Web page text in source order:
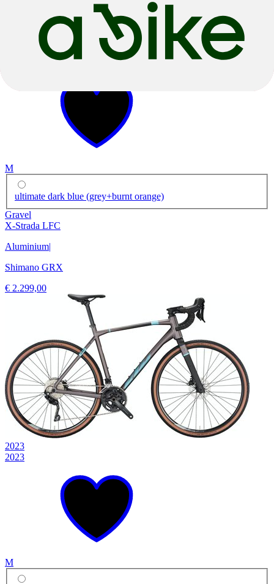
M
ultimate dark blue (grey+burnt orange)
Gravel
X-Strada LFC
Aluminium|
Shimano GRX
€ 2.299,00
2023
2023
M